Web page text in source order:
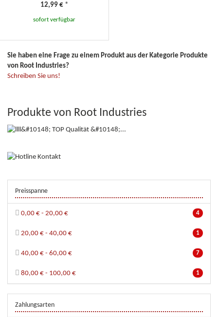
12,99 € *
sofort verfügbar
Sie haben eine Frage zu einem Produkt aus der Kategorie Produkte
von Root Industries?
Schreiben Sie uns!
Produkte von Root Industries
Preisspanne
4
0,00 € - 20,00 €
1
20,00 € - 40,00 €
7
40,00 € - 60,00 €
1
80,00 € - 100,00 €
Zahlungsarten